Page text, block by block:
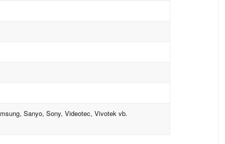
Sanyo, Sony, Videotec, Vivotek vb.